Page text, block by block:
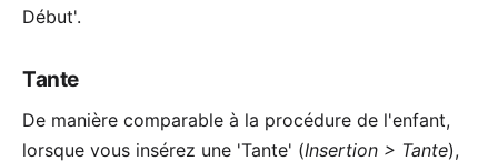
Début'.
Tante
De manière comparable à la procédure de l'enfant,
lorsque vous insérez une 'Tante' (Insertion > Tante),